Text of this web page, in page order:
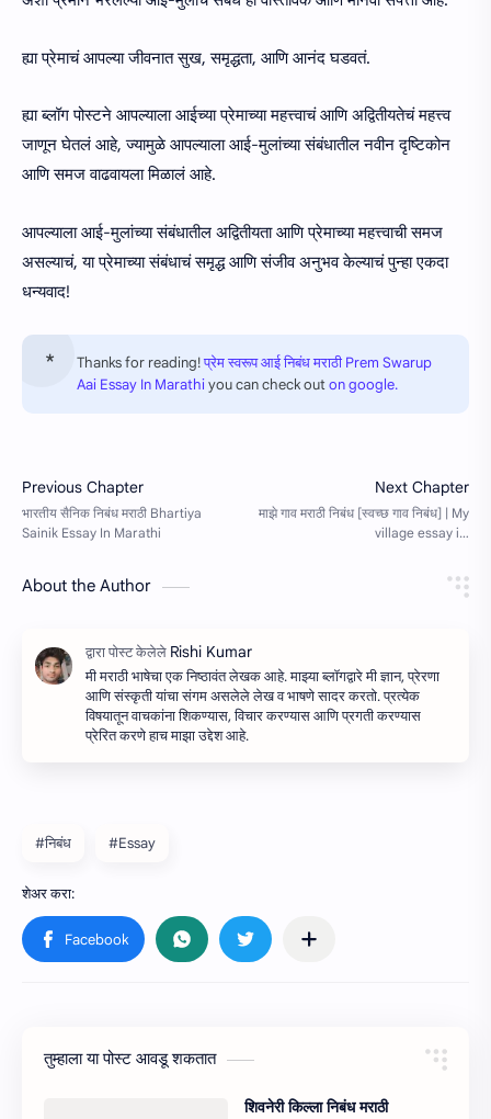
ह्या प्रेमाचं आपल्या जीवनात सुख, समृद्धता, आणि आनंद घडवतं.
ह्या ब्लॉग पोस्टने आपल्याला आईच्या प्रेमाच्या महत्त्वाचं आणि अद्वितीयतेचं महत्त्व
जाणून घेतलं आहे, ज्यामुळे आपल्याला आई-मुलांच्या संबंधातील नवीन दृष्टिकोन
आणि समज वाढवायला मिळालं आहे.
आपल्याला आई-मुलांच्या संबंधातील अद्वितीयता आणि प्रेमाच्या महत्त्वाची समज
असल्याचं, या प्रेमाच्या संबंधाचं समृद्ध आणि संजीव अनुभव केल्याचं पुन्हा एकदा
धन्यवाद!
Thanks for reading!प्रेम स्वरूप आई निबंध मराठी Prem Swarup
Aai Essay In Marathiyou can check outon google.
About the Author
मी मराठी भाषेचा एक निष्ठावंत लेखक आहे. माझ्या ब्लॉगद्वारे मी ज्ञान, प्रेरणा
आणि संस्कृती यांचा संगम असलेले लेख व भाषणे सादर करतो. प्रत्येक
विषयातून वाचकांना शिकण्यास, विचार करण्यास आणि प्रगती करण्यास
प्रेरित करणे हाच माझा उद्देश आहे.
#निबंध #Essay
तुम्‍हाला या पोस्‍ट आवडू शकतात
शिवनेरी किल्ला निबंध मराठी